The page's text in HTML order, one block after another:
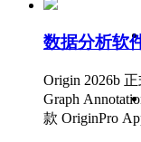
数据分析软
Origin 2026b
Graph
款 OriginPro